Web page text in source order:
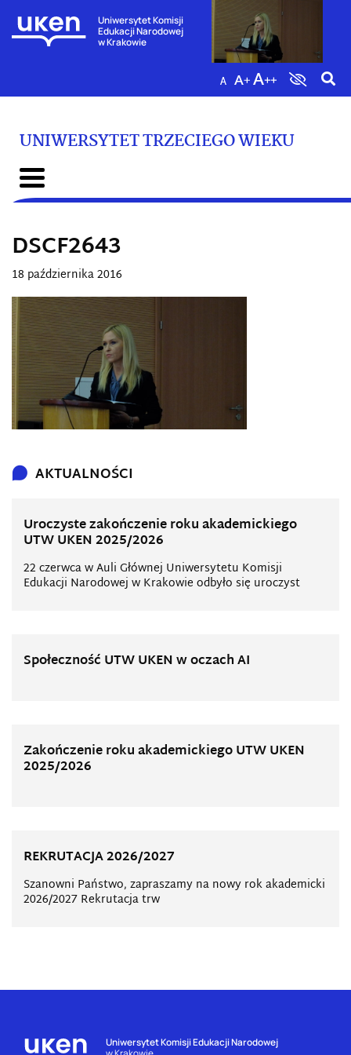
Uniwersytet Komisji
Edukacji Narodowej
w Krakowie
UNIWERSYTET TRZECIEGO WIEKU
DSCF2643
18 października 2016
AKTUALNOŚCI
Uroczyste zakończenie roku akademickiego
UTW UKEN 2025/2026
22 czerwca w Auli Głównej Uniwersytetu Komisji
Edukacji Narodowej w Krakowie odbyło się uroczyst
Społeczność UTW UKEN w oczach AI
Zakończenie roku akademickiego UTW UKEN
2025/2026
REKRUTACJA 2026/2027
Szanowni Państwo, zapraszamy na nowy rok akademicki
2026/2027 Rekrutacja trw
Uniwersytet Komisji Edukacji Narodowej